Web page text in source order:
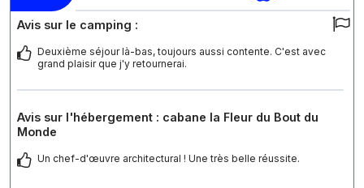
Avis sur le camping :
Deuxième séjour là-bas, toujours aussi contente. C'est avec
grand plaisir que j'y retournerai.
Avis sur l'hébergement : cabane la Fleur du Bout du
Monde
Un chef-d'œuvre architectural ! Une très belle réussite.